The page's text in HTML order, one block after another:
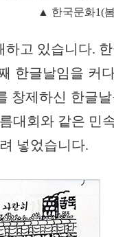
▲ 한국문화1(
고 있습니다.
한글날임을 커
창제하신 한글
대회와 같은 민
넣었습니다.